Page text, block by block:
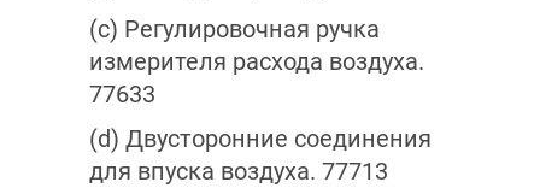
(c) Регулировочная ручка
измерителя расхода воздуха.
77633
(d) Двусторонние соединения
для впуска воздуха. 77713